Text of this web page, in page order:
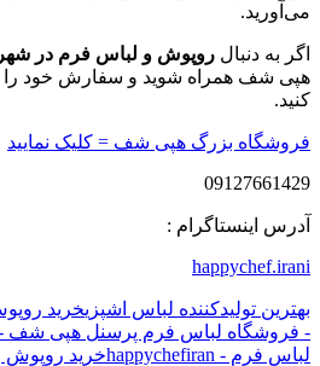
می‌آورید.
اگر به دنبال روپوش و لباس فرم در شهر
هپی شف همراه شوید و سفارش خود را
کنید.
فروشگاه بزرگ هپی شف = کلیک نمایید
09127661429
آدرس اینستاگرام :
happychef.irani
بهترین تولیدکننده لباس اشپزیخرید
- فروشگاه لباس فرم پرسنل هپی شف -
لباس فرم - happychefiran
خرید روپوش